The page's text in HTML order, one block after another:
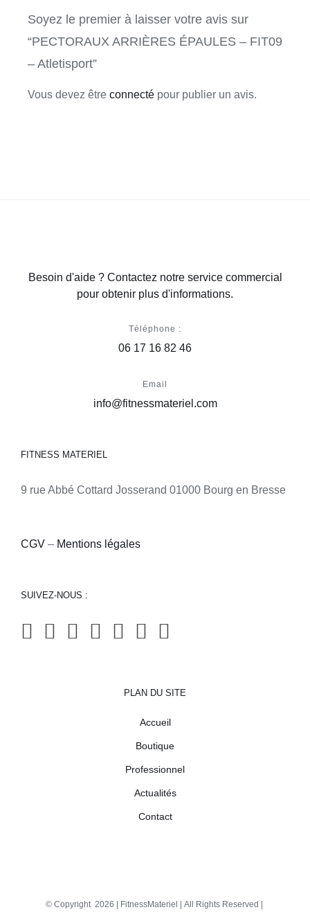
Soyez le premier à laisser votre avis sur
“PECTORAUX ARRIÈRES ÉPAULES – FIT09
– Atletisport”
Vous devez être connectépour publier un avis.
Besoin d'aide ? Contactez notre service commercial
pour obtenir plus d'informations.
Téléphone :
06 17 16 82 46
Email
info@fitnessmateriel.com
FITNESS MATERIEL
9 rue Abbé Cottard Josserand 01000 Bourg en Bresse
CGV – Mentions légales
SUIVEZ-NOUS :
PLAN DU SITE
Accueil
Boutique
Professionnel
Actualités
Contact
© Copyright 2026 | FitnessMateriel | All Rights Reserved |